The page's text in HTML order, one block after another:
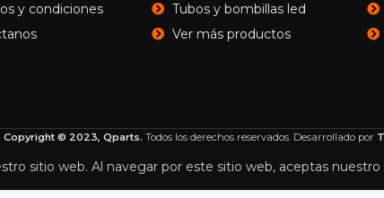
y condiciones
Tubos y bombillas led
Ver más productos
Copyright © 2023, Qparts. Todos los derechos reservados. Desarrollado por
sitio web. Al navegar por este sitio web, aceptas nuestro